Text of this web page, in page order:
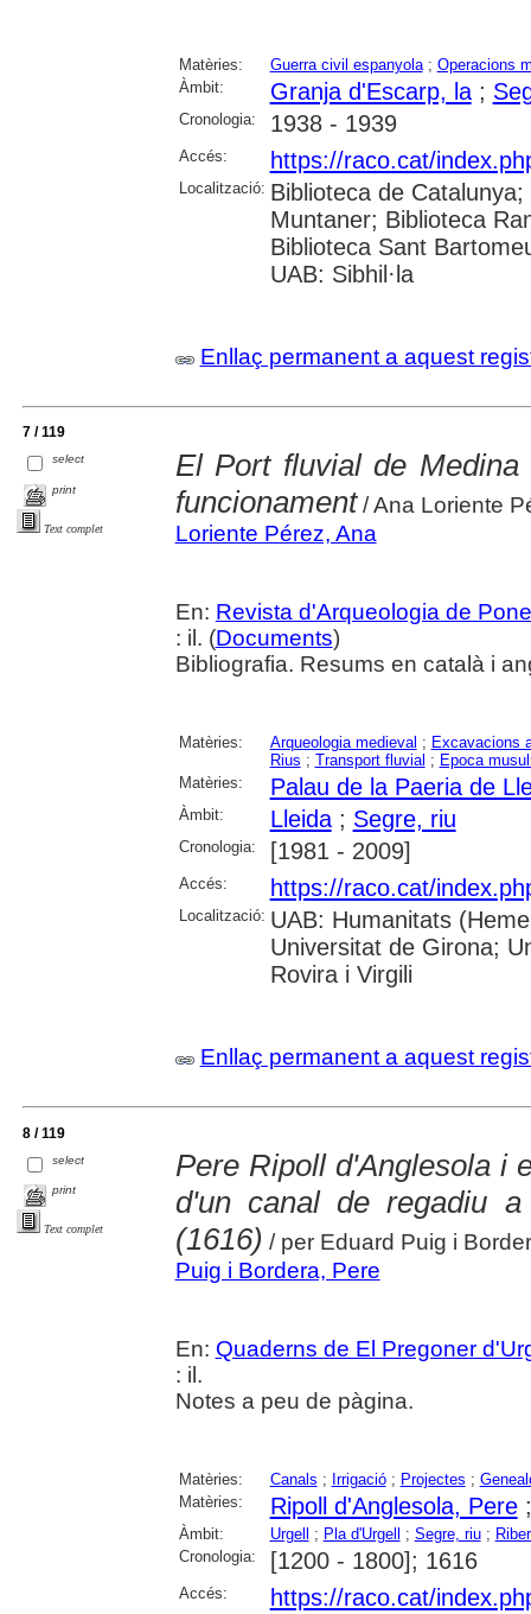
Matèries: Guerra civil espanyola; Operacions
Àmbit:
Granja d'Escarp, la;
Cronologia: 1938 - 1939
Accés: https://raco.cat/
Localització: Biblioteca de
Muntaner; Biblioteca
Biblioteca Sant
UAB: Sibhil·la
Enllaç permanent a aquest
7 / 119
select
print
Text complet
El Port fluvial de
funcionament/ Ana Loriente
Loriente Pérez, Ana
En: Revista d'Arqueologia de
: il. (Documents)
Bibliografia. Resums en català i
Matèries: Arqueologia medieval ; Excavacions
Rius ; Transport fluvial ; Epoca
Matèries:
Palau de la Paeria de
Àmbit: Lleida; Segre, riu
Cronologia: [1981 - 2009]
Accés: https://raco.cat/
Localització: UAB: Humanitats
Universitat de Girona;
Rovira i Virgili
Enllaç permanent a aquest
8 / 119
select
print
Text complet
Pere Ripoll d'Anglesola i
d'un canal de regadiu
(1616) / per Eduard Puig i
Puig i Bordera, Pere
En: Quaderns de El Pregoner
: il.
Notes a peu de pàgina.
Matèries: Canals ; Irrigació; Projectes ;
Matèries:
Ripoll d'Anglesola, Pere
Àmbit: Urgell ; Pla d'Urgell ; Segre, riu;
Cronologia:
[1200 - 1800]; 1616
Accés: https://raco.cat/